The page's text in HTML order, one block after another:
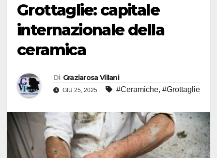
Grottaglie: capitale
internazionale della
ceramica
Di Graziarosa Villani
GIU 25, 2025 #Ceramiche, #Grottaglie